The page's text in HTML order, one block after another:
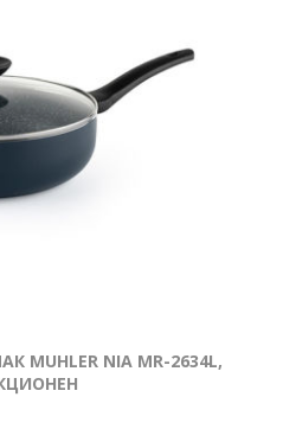
MUHLER NIA MR-2634L,